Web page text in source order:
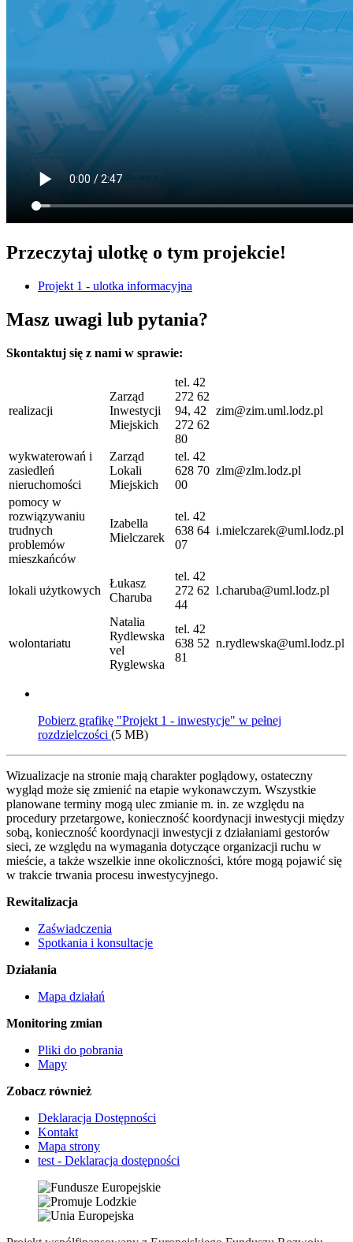
Przeczytaj ulotkę o tym projekcie!
Projekt 1 - ulotka informacyjna
Masz uwagi lub pytania?
Skontaktuj się z nami w sprawie:
realizacji
Zarząd
Inwestycji
Miejskich
tel. 42
272 62
94, 42
272 62
80
zim@zim.uml.lodz.pl
wykwaterowań i
zasiedleń
nieruchomości
Zarząd
Lokali
Miejskich
tel. 42
628 70
00
zlm@zlm.lodz.pl
pomocy w
rozwiązywaniu
trudnych
problemów
mieszkańców
Izabella
Mielczarek
tel. 42
638 64
07
i.mielczarek@uml.lodz.pl
lokali użytkowych
Łukasz
Charuba
tel. 42
272 62
44
l.charuba@uml.lodz.pl
wolontariatu
Natalia
Rydlewska
vel
Ryglewska
tel. 42
638 52
81
n.rydlewska@uml.lodz.pl
Pobierz grafikę "Projekt 1 - inwestycje" w pełnej
rozdzielczości (5 MB)
Wizualizacje na stronie mają charakter poglądowy, ostateczny
wygląd może się zmienić na etapie wykonawczym. Wszystkie
planowane terminy mogą ulec zmianie m. in. ze względu na
procedury przetargowe, konieczność koordynacji inwestycji między
sobą, konieczność koordynacji inwestycji z działaniami gestorów
sieci, ze względu na wymagania dotyczące organizacji ruchu w
mieście, a także wszelkie inne okoliczności, które mogą pojawić się
w trakcie trwania procesu inwestycyjnego.
Rewitalizacja
Zaświadczenia
Spotkania i konsultacje
Działania
Mapa działań
Monitoring zmian
Pliki do pobrania
Mapy
Zobacz również
Deklaracja Dostępności
Kontakt
Mapa strony
test - Deklaracja dostępności